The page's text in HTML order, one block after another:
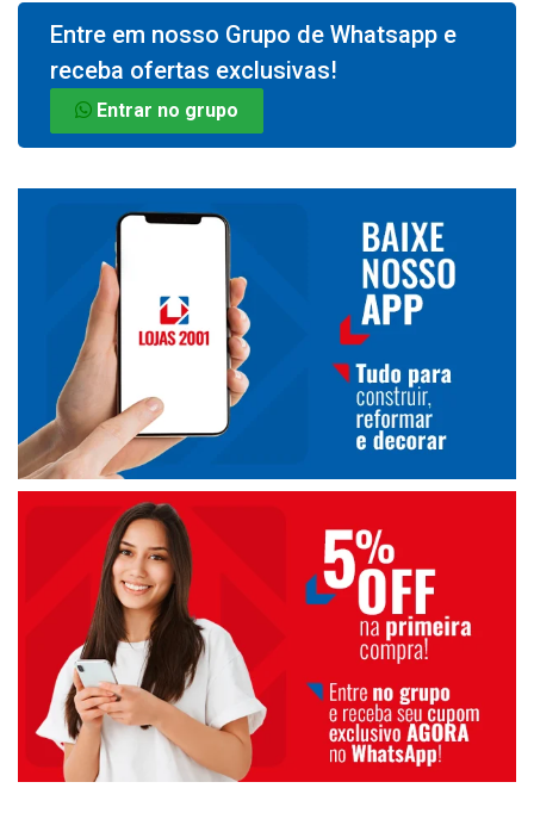
Entre em nosso Grupo de Whatsapp e
receba ofertas exclusivas!
Entrar no grupo